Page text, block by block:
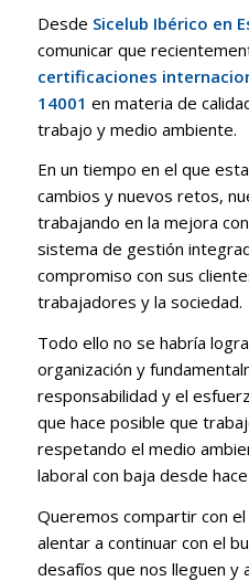
Desde Sicelub Ibérico en
comunicar que
certificaciones
14001 en materia de
trabajo y medio ambiente.
En un tiempo en el que
cambios y nuevos retos,
trabajando en la mejora
sistema de gestión
compromiso con sus
trabajadores y la sociedad.
Todo ello no se habría
organización y
responsabilidad y el
que hace posible que
respetando el medio
laboral con baja desde
Queremos compartir con
alentar a continuar con el
desafíos que nos lleguen y